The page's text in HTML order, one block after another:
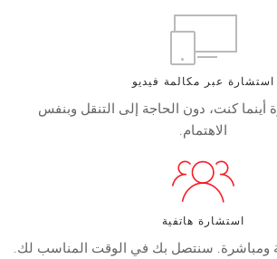
استشارة عبر مكالمة فيديو
أينما كنت، دون الحاجة إلى التنقل وبنفس
الاهتمام.
استشارة هاتفية
ومباشرة. سنتصل بك في الوقت المناسب لك.